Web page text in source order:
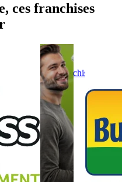
Devenir franchiseur
ces franchises